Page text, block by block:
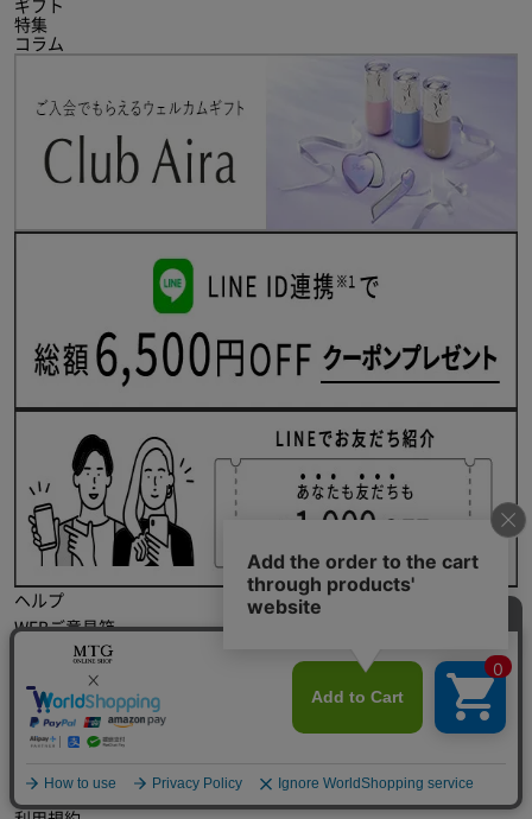
ギフト
特集
コラム
ヘルプ
WEBご意見箱
個人のお客様向け 修理受付フォーム
お届けについて
お支払いについて
会社概要
個人情報保護方針